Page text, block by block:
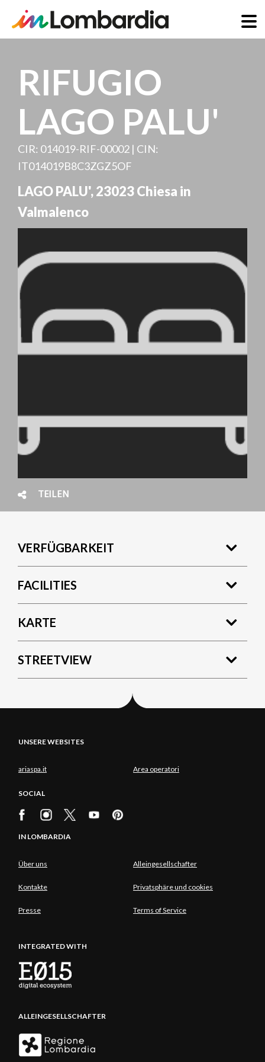
RIFUGIO
LAGO PALU'
CIR: 014019-RIF-00002 | CIN:
IT014019B8C3ZGZ5OF
LAGO PALU',23023Chiesa in
Valmalenco
TEILEN
VERFÜGBARKEIT
FACILITIES
KARTE
STREETVIEW
UNSERE WEBSITES
ariaspa.it Area operatori
SOCIAL
IN LOMBARDIA
Über uns Alleingesellschafter
Kontakte Privatsphäre und cookies
Presse Terms of Service
INTEGRATED WITH
ALLEINGESELLSCHAFTER